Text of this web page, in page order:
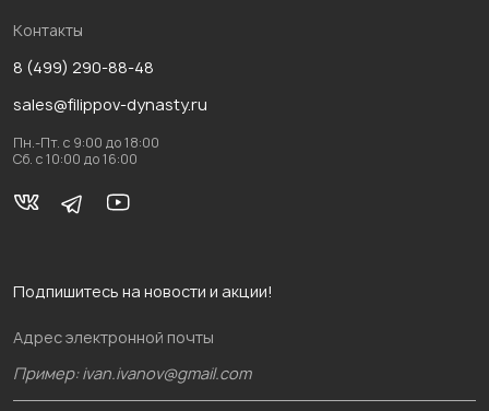
Контакты
8 (499) 290-88-48
sales@filippov-dynasty.ru
Пн.-Пт. с 9:00 до 18:00
Сб. с 10:00 до 16:00
Подпишитесь на новости и акции!
Адрес электронной почты